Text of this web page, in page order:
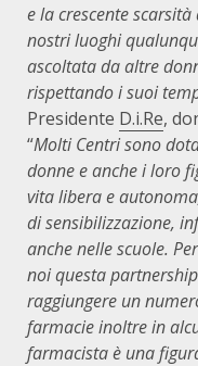
e la crescente
nostri luoghi
ascoltata da altre
rispettando i suoi
Presidente D.i.Re,
“Molti Centri sono
donne e anche i loro
vita libera e
di sensibilizzazione,
anche nelle scuole.
noi questa
raggiungere un
farmacie inoltre in
farmacista è una